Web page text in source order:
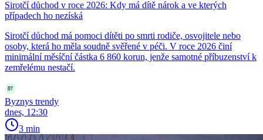
Sirotčí důchod v roce 2026: Kdy má dítě nárok a ve kterých
případech ho nezíská
Sirotčí důchod má pomoci dítěti po smrti rodiče, osvojitele nebo
osoby, která ho měla soudně svěřené v péči. V roce 2026 činí
minimální měsíční částka 6 860 korun, jenže samotné příbuzenství k
zemřelému nestačí.
Byznys trendy
dnes, 12:30
3 min